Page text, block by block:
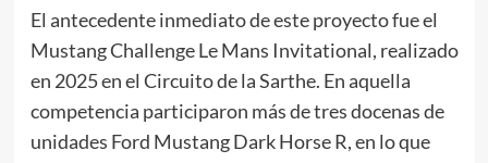
El antecedente inmediato de este proyecto fue el
Mustang Challenge Le Mans Invitational, realizado
en 2025 en el Circuito de la Sarthe. En aquella
competencia participaron más de tres docenas de
unidades Ford Mustang Dark Horse R, en lo que